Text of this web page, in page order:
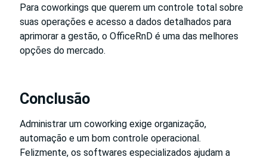
Para coworkings que querem um controle total sobre
suas operações e acesso a dados detalhados para
aprimorar a gestão, o OfficeRnD é uma das melhores
opções do mercado.
Conclusão
Administrar um coworking exige organização,
automação e um bom controle operacional.
Felizmente, os softwares especializados ajudam a